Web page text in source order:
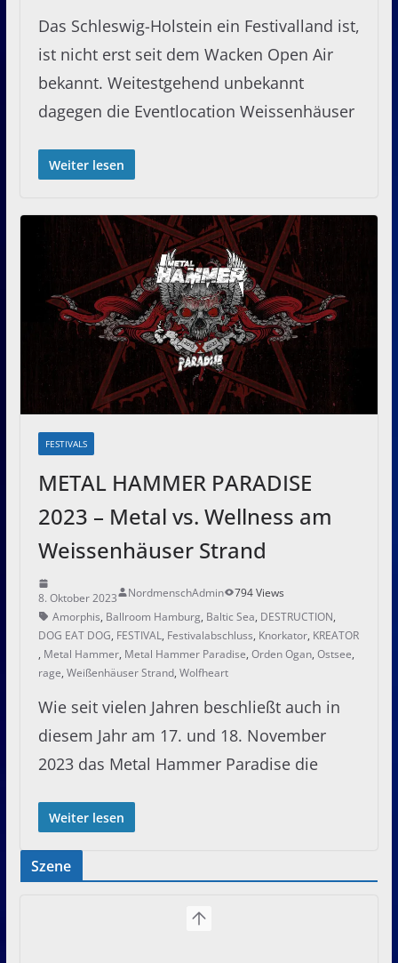
Das Schleswig-Holstein ein Festivalland ist,
ist nicht erst seit dem Wacken Open Air
bekannt. Weitestgehend unbekannt
dagegen die Eventlocation Weissenhäuser
Weiter lesen
FESTIVALS
METAL HAMMER PARADISE
2023 – Metal vs. Wellness am
Weissenhäuser Strand
8. Oktober 2023 NordmenschAdmin
794 Views
Amorphis, Ballroom Hamburg, Baltic Sea, DESTRUCTION,
DOG EAT DOG, FESTIVAL, Festivalabschluss, Knorkator, KREATOR
, Metal Hammer, Metal Hammer Paradise, Orden Ogan, Ostsee,
rage, Weißenhäuser Strand, Wolfheart
Wie seit vielen Jahren beschließt auch in
diesem Jahr am 17. und 18. November
2023 das Metal Hammer Paradise die
Weiter lesen
Szene